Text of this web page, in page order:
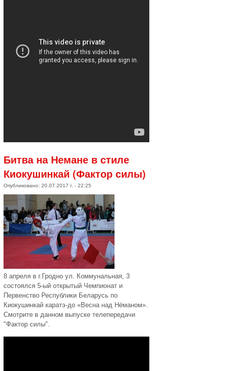
Битва на Немане в стиле
Киокушинкай (Фактор силы)
Опубликовано: 20.07.2017 г. - 22:25
8 апреля в г.Гродно ул. Коммунальная, 3
состоялся 5-ый открытый Чемпионат и
Первенство Республики Беларусь по
Киокушинкай каратэ-до «Весна над Нёманом».
Смотрите в данном выпуске телепередачи
"Фактор силы".